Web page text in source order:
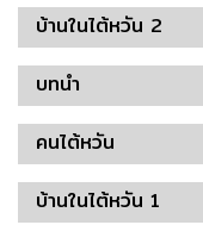
บ้านในไต้หวัน 2
บทนำ
คนไต้หวัน
บ้านในไต้หวัน 1